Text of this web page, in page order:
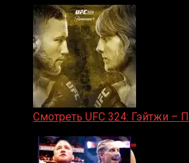
Смотреть UFC 324: Гэйтжи –